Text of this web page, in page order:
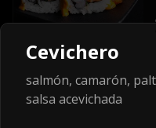
Cevichero
salmón, camarón,
salsa acevichada